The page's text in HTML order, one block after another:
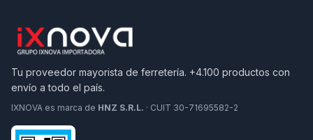
Tu proveedor mayorista de ferretería. +4.100 productos con
envío a todo el país.
IXNOVA es marca de HNZ S.R.L. · CUIT 30-71695582-2